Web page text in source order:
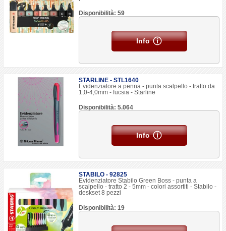
Disponibilità: 59
Info
STARLINE - STL1640
Evidenziatore a penna - punta scalpello - tratto da
1,0-4,0mm - fucsia - Starline
Disponibilità: 5.064
Info
STABILO - 92825
Evidenziatore Stabilo Green Boss - punta a
scalpello - tratto 2 - 5mm - colori assortiti - Stabilo -
deskset 8 pezzi
Disponibilità: 19